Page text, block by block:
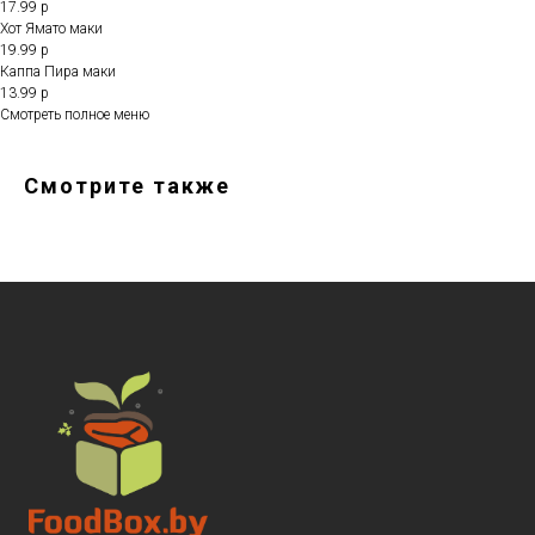
17.99 р
Хот Ямато маки
19.99 р
Каппа Пира маки
13.99 р
Смотреть полное меню
Смотрите также